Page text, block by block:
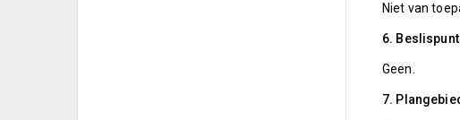
Niet van
6.
Geen.
7.